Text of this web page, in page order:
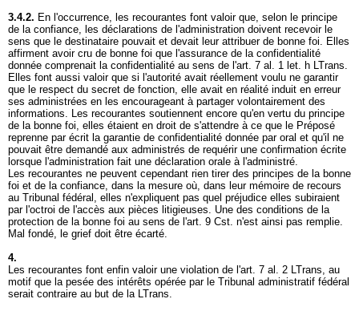
3.4.2. En l'occurrence, les recourantes font valoir que, selon le principe
de la confiance, les déclarations de l'administration doivent recevoir le
sens que le destinataire pouvait et devait leur attribuer de bonne foi. Elles
affirment avoir cru de bonne foi que l'assurance de la confidentialité
donnée comprenait la confidentialité au sens de l'art. 7 al. 1 let. h LTrans.
Elles font aussi valoir que si l'autorité avait réellement voulu ne garantir
que le respect du secret de fonction, elle avait en réalité induit en erreur
ses administrées en les encourageant à partager volontairement des
informations. Les recourantes soutiennent encore qu'en vertu du principe
de la bonne foi, elles étaient en droit de s'attendre à ce que le Préposé
reprenne par écrit la garantie de confidentialité donnée par oral et qu'il ne
pouvait être demandé aux administrés de requérir une confirmation écrite
lorsque l'administration fait une déclaration orale à l'administré.
Les recourantes ne peuvent cependant rien tirer des principes de la bonne
foi et de la confiance, dans la mesure où, dans leur mémoire de recours
au Tribunal fédéral, elles n'expliquent pas quel préjudice elles subiraient
par l'octroi de l'accès aux pièces litigieuses. Une des conditions de la
protection de la bonne foi au sens de l'art. 9 Cst. n'est ainsi pas remplie.
Mal fondé, le grief doit être écarté.
4.
Les recourantes font enfin valoir une violation de l'art. 7 al. 2 LTrans, au
motif que la pesée des intérêts opérée par le Tribunal administratif fédéral
serait contraire au but de la LTrans.